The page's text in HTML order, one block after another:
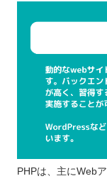
PHPは、主にWeb